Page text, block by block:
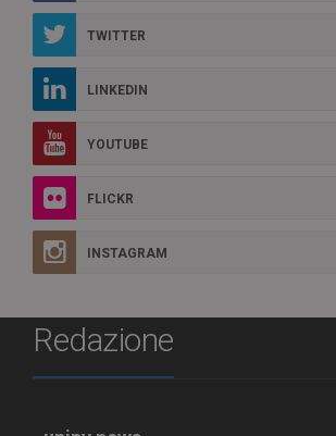
TWITTER
LINKEDIN
YOUTUBE
FLICKR
INSTAGRAM
Redazione